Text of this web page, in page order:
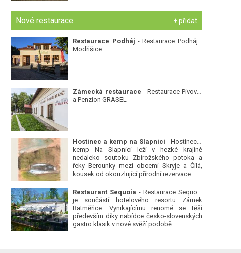
Nové restaurace + přidat
Restaurace Podháj - Restaurace Podháj -
Modřišice
Zámecká restaurace - Restaurace Pivovar
a Penzion GRASEL
Hostinec a kemp na Slapnici - Hostinec a
kemp Na Slapnici leží v hezké krajině
nedaleko soutoku Zbirožského potoka a
řeky Berounky mezi obcemi Skryje a Čilá,
kousek od okouzlující přírodní rezervace...
Restaurant Sequoia - Restaurace Sequoia
je součástí hotelového resortu Zámek
Ratměřice. Vynikajícímu renomé se těší
především díky nabídce česko-slovenských
gastro klasik v nové svěží podobě.